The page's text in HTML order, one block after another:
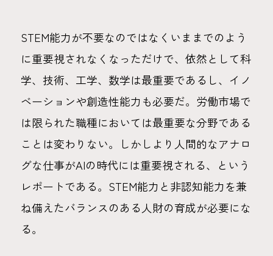
STEM能力が不要なのではなくいままでのよう
に重要視されなくなっただけで、依然として科
学、技術、工学、数学は最重要であるし、イノ
ベーションや創造性能力も必要だ。労働市場で
は限られた職種においては最重要な分野である
ことは変わりない。しかしより人間的なアナロ
グな仕事がAIの時代には重要視される、という
レポートである。STEM能力と非認知能力を兼
ね備えたバランスのある人財の育成が必要にな
る。